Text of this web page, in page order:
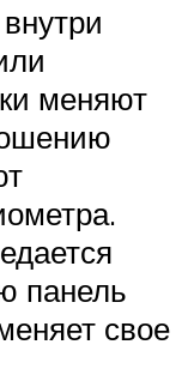
меняют
панель
свое